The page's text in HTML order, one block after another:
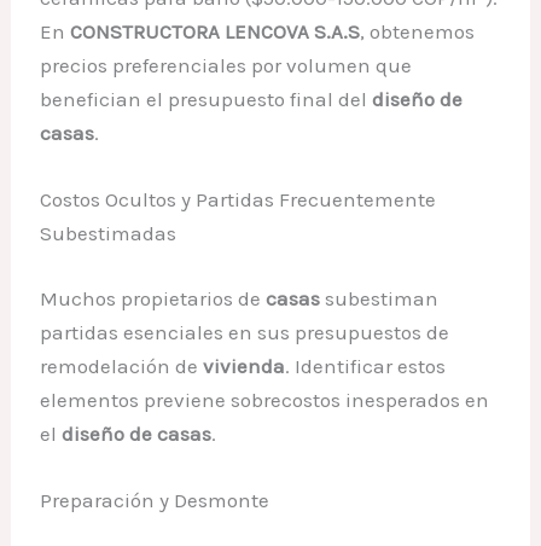
EnCONSTRUCTORA LENCOVA S.A.S, obtenemos
precios preferenciales por volumen que
benefician el presupuesto final deldiseño de
casas.
Costos Ocultos y Partidas Frecuentemente
Subestimadas
Muchos propietarios decasas subestiman
partidas esenciales en sus presupuestos de
remodelación devivienda. Identificar estos
elementos previene sobrecostos inesperados en
eldiseño de casas.
Preparación y Desmonte